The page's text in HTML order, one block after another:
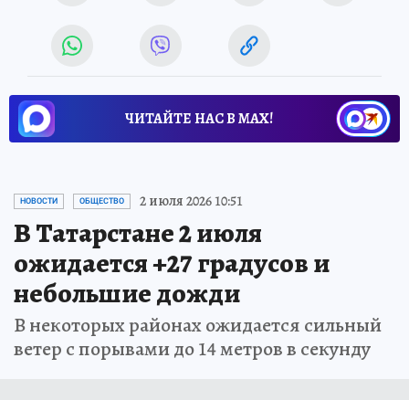
ЧИТАЙТЕ НАС В МАХ!
НОВОСТИ ОБЩЕСТВО 2 июля 2026 10:51
В Татарстане 2 июля
ожидается +27 градусов и
небольшие дожди
В некоторых районах ожидается сильный
ветер с порывами до 14 метров в секунду